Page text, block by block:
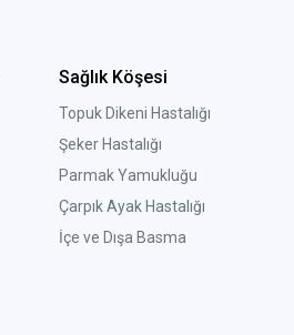
Sağlık Köşesi
Topuk Dikeni Hastalığı
Şeker Hastalığı
Parmak Yamukluğu
Çarpık Ayak Hastalığı
İçe ve Dışa Basma